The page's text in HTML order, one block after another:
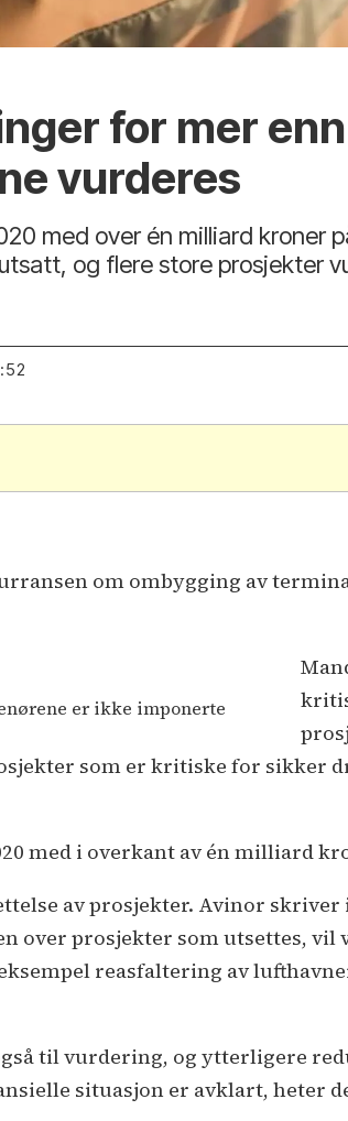
for mer
vurderes
med over én milliard kroner
og flere store prosjekter
om ombygging av
er ikke imponerte
som er kritiske for sikker
med i overkant av én milliard
av prosjekter. Avinor skriver
over prosjekter som utsettes, vil
reasfaltering av
til vurdering, og ytterligere
situasjon er avklart, heter